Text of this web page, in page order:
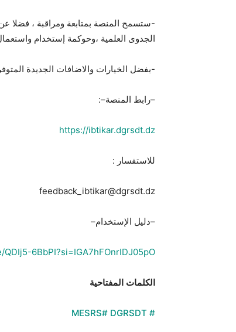
-ستسمح المنصة بمتابعة ومراقبة ، فضلا عن
الجدوى العلمية ،وحوكمة إستخدام
-بفضل الخيارات والاضافات الجديدة
–رابط المنصة–:
https://ibtikar.dgrsdt.dz
للاستفسار :
feedback_ibtikar@dgrsdt.dz
–دليل الإستخدام–
6BbPI?si=IGA7hFOnrIDJ05pO
الكلمات المفتاحية
# MESRS
# DGRSDT